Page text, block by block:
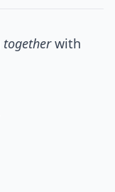
togetherwith